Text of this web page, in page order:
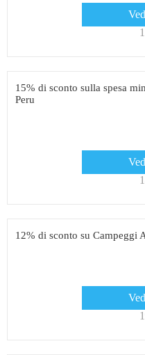
15% di sconto sulla spesa
Peru
12% di sconto su Campeggi